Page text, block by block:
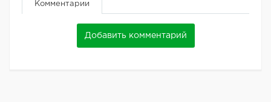
Комментарии
Добавить комментарий